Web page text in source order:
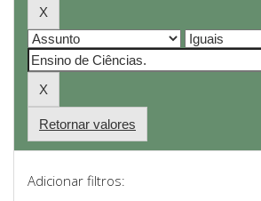
Retornar valores
Adicionar filtros: